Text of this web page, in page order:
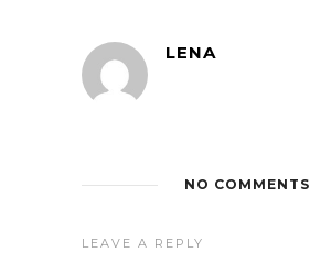
LENA
NO COMMENTS
LEAVE A REPLY